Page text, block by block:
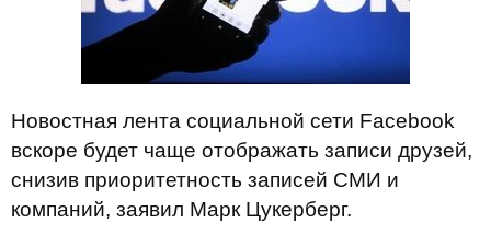
Новостная лента социальной сети Facebook
вскоре будет чаще отображать записи друзей,
снизив приоритетность записей СМИ и
компаний, заявил Марк Цукерберг.